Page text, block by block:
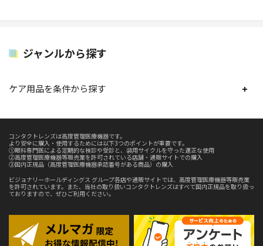
ジャンルから探す
ケア用品を条件から探す
コンタクトレンズは高度管理医療機器です。
より安全に購入・使用するためには以下3つのポイントが重要です。
①眼科専門医による定期的な検診や受診と、装用サイクルを守った適正な使用
②高度管理医療機器等販売業を許可されている店舗・通販サイトでの購入
③国内正規品（高度管理医療機器承認番号がある商品）の購入
ビジョナリーホールディングス グループ各店や通販サイトでは、高度管理医療機器等販売業
を許可されています。また、当社の取り扱いコンタクトレンズはすべて国内正規品を取り扱っ
ておりますので、ぜひご利用ください。